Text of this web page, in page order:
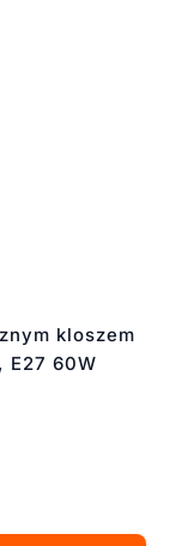
kloszem
E27 60W